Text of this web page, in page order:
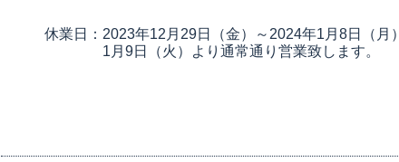
休業日：2023年12月29日（金）～2024年1月8日（月）
1月9日（火）より通常通り営業致します。